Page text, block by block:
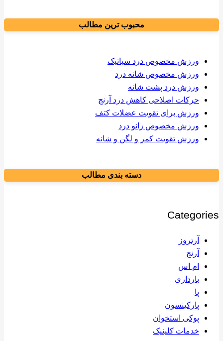
محبوب ترین مطالب
ورزش مخصوص درد سیاتیک
ورزش مخصوص شانه درد
ورزش درد پشت شانه
حرکات اصلاحی کاهش درد آرنج
ورزش برای تقویت عضلات کتف
ورزش مخصوص زانو درد
ورزش تقویت کمر و لگن و شانه
دسته بندی مطالب
Categories
آرتروز
آرنج
ام اس
بارداری
پا
پارکینسون
پوکی استخوان
خدمات کلینیک